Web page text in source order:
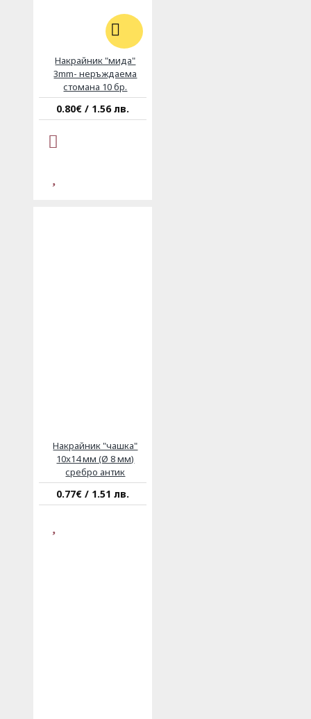
Накрайник "мида"
3mm- неръждаема
стомана 10 бр.
0.80€ / 1.56 лв.
Накрайник "чашка"
10x14 мм (Ø 8 мм)
сребро антик
0.77€ / 1.51 лв.